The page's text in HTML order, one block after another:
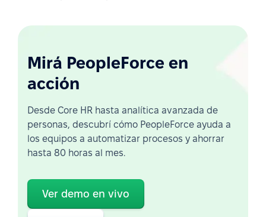
Mirá PeopleForce en
acción
Desde Core HR hasta analítica avanzada de
personas, descubrí cómo PeopleForce ayuda a
los equipos a automatizar procesos y ahorrar
hasta 80 horas al mes.
Ver demo en vivo